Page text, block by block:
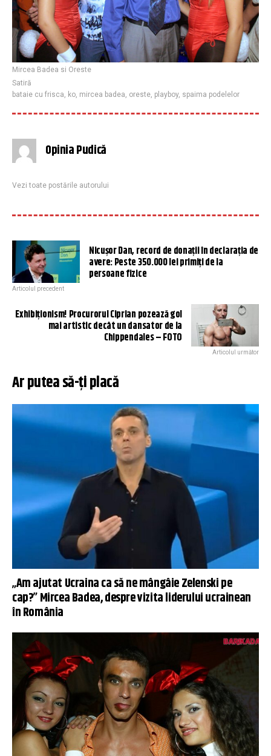
Mircea Badea si Oreste
Satiră
bataie cu frisca, ko, mircea badea, oreste, playboy, spaima podelelor
Opinia Pudică
Vezi toate postările autorului
Nicușor Dan, record de donații în declarația de
avere: Peste 350.000 lei primiți de la
persoane fizice
Articolul precedent
Exhibiționism! Procurorul Ciprian pozează gol
mai artistic decât un dansator de la
Chippendales – FOTO
Articolul următor
Ar putea să-ți placă
„Am ajutat Ucraina ca să ne mângâie Zelenski pe
cap?” Mircea Badea, despre vizita liderului ucrainean
în România